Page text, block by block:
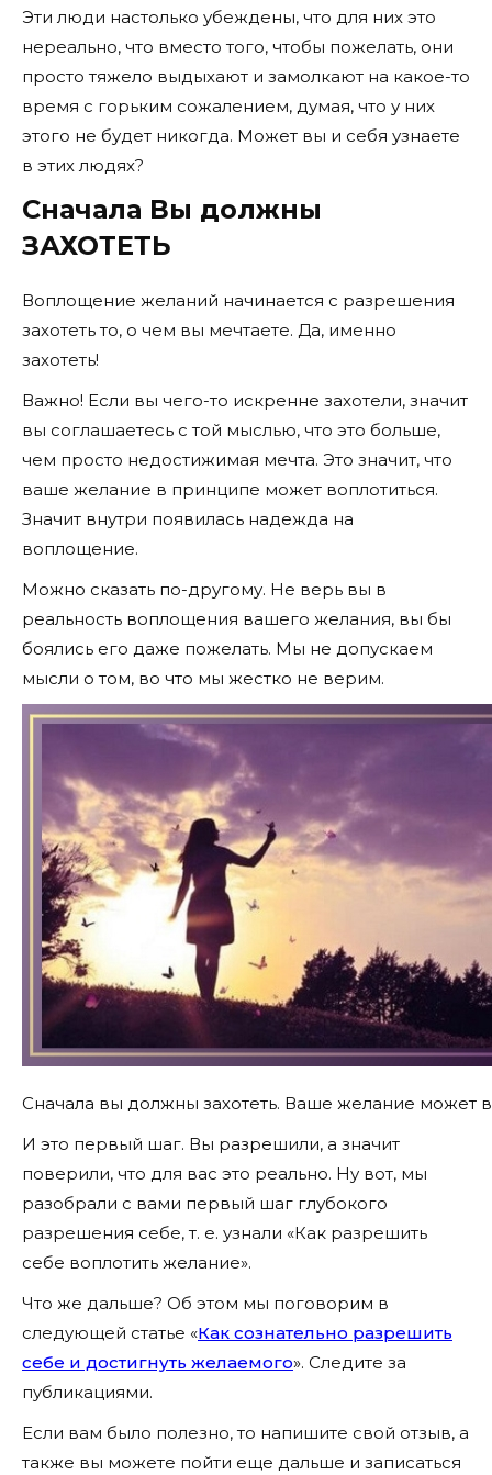
Эти люди настолько убеждены, что для них это
нереально, что вместо того, чтобы пожелать, они
просто тяжело выдыхают и замолкают на какое-то
время с горьким сожалением, думая, что у них
этого не будет никогда. Может вы и себя узнаете
в этих людях?
Сначала Вы должны
ЗАХОТЕТЬ
Воплощение желаний начинается с разрешения
захотеть то, о чем вы мечтаете. Да, именно
захотеть!
Важно! Если вы чего-то искренне захотели, значит
вы соглашаетесь с той мыслью, что это больше,
чем просто недостижимая мечта. Это значит, что
ваше желание в принципе может воплотиться.
Значит внутри появилась надежда на
воплощение.
Можно сказать по-другому. Не верь вы в
реальность воплощения вашего желания, вы бы
боялись его даже пожелать. Мы не допускаем
мысли о том, во что мы жестко не верим.
Сначала вы должны захотеть. Ваше желание может
И это первый шаг. Вы разрешили, а значит
поверили, что для вас это реально. Ну вот, мы
разобрали с вами первый шаг глубокого
разрешения себе, т. е. узнали «Как разрешить
себе воплотить желание».
Что же дальше? Об этом мы поговорим в
следующей статье «Как сознательно разрешить
себе и достигнуть желаемого». Следите за
публикациями.
Если вам было полезно, то напишите свой отзыв, а
также вы можете пойти еще дальше и записаться